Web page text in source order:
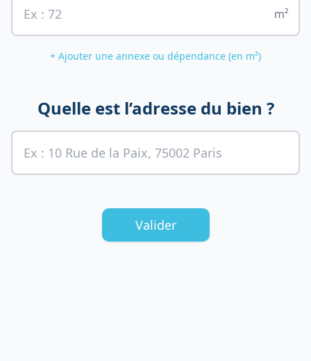
m²
+ Ajouter une annexe ou dépendance (en m²)
Quelle est l’adresse du bien ?
Valider